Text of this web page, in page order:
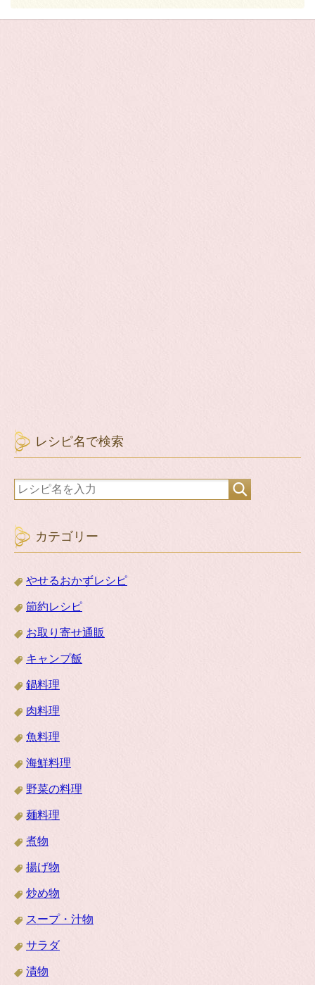
レシピ名で検索
カテゴリー
やせるおかずレシピ
節約レシピ
お取り寄せ通販
キャンプ飯
鍋料理
肉料理
魚料理
海鮮料理
野菜の料理
麺料理
煮物
揚げ物
炒め物
スープ・汁物
サラダ
漬物